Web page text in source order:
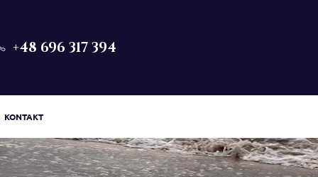
+48 696 317 394
KONTAKT